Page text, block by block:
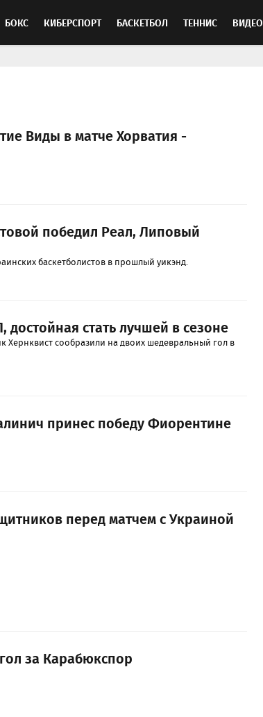
БОКС КИБЕРСПОРТ БАСКЕТБОЛ ТЕННИС ВИДЕО
Виды в матче Хорватия -
победил Реал, Липовый
баскетболистов в прошлый уикэнд.
стать лучшей в сезоне
Хернквист сообразили на двоих шедевральный гол в
принес победу Фиорентине
перед матчем с Украиной
за Карабюкспор